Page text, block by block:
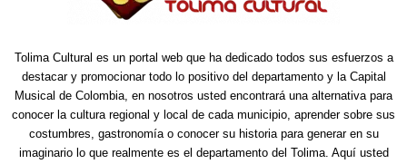
Tolima Cultural es un portal web que ha dedicado todos sus esfuerzos a
destacar y promocionar todo lo positivo del departamento y la Capital
Musical de Colombia, en nosotros usted encontrará una alternativa para
conocer la cultura regional y local de cada municipio, aprender sobre sus
costumbres, gastronomía o conocer su historia para generar en su
imaginario lo que realmente es el departamento del Tolima. Aquí usted